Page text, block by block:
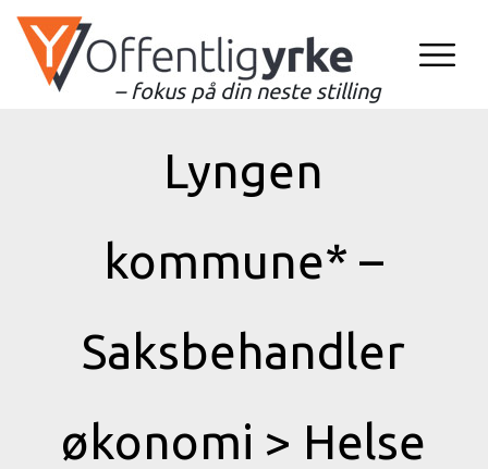
– fokus på din neste stilling
Lyngen
kommune* –
Saksbehandler
økonomi > Helse